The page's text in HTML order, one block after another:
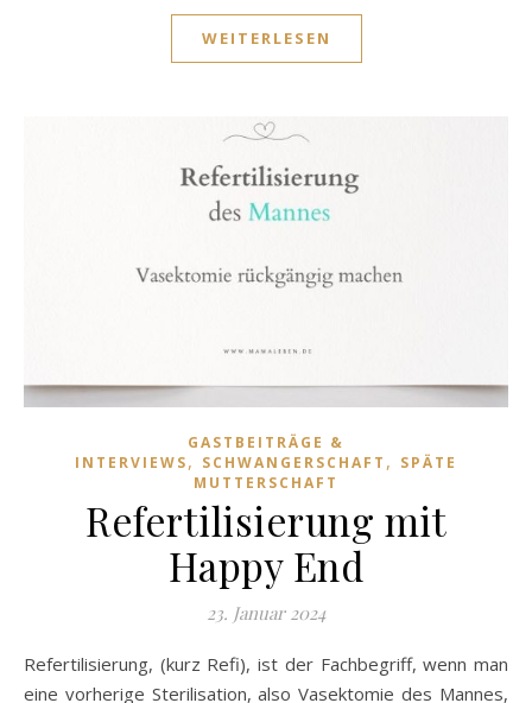
WEITERLESEN
GASTBEITRÄGE &
INTERVIEWS, SCHWANGERSCHAFT , SPÄTE
MUTTERSCHAFT
Refertilisierung mit
Happy End
23. Januar 2024
Refertilisierung, (kurz Refi), ist der Fachbegriff, wenn man
eine vorherige Sterilisation, also Vasektomie des Mannes,